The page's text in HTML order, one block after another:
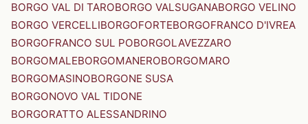
BORGO VAL DI TAROBORGO VALSUGANABORGO VELINO
BORGO VERCELLIBORGOFORTEBORGOFRANCO D'IVREA
BORGOFRANCO SUL POBORGOLAVEZZARO
BORGOMALEBORGOMANEROBORGOMARO
BORGOMASINOBORGONE SUSA
BORGONOVO VAL TIDONE
BORGORATTO ALESSANDRINO